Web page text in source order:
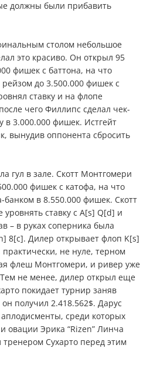
должны были прибавить
столом небольшое
это красиво. Он открыл 95
фишек с баттона, на что
до 3.500.000 фишек с
ставку и на флопе
чего Филлипс сделал чек-
в 3.000.000 фишек. Истгейт
вынудив оппонента сбросить
гул в зале. Скотт Монтгомери
фишек с катофа, на что
банком в 8.550.000 фишек. Скотт
ставку с A[s] Q[d] и
– в руках соперника была
8[c]. Дилер открывает флоп K[s]
не нуле, терном
флеш Монтгомери, и ривер уже
не менее, дилер открыл еще
покидает турнир заняв
получил 2.418.562$. Дарус
среди которых
овации Эрика “Rizen” Линча
Сухарто перед этим